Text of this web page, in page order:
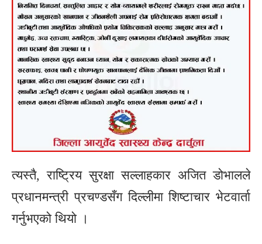
त्यस्तै, राष्ट्रिय सुरक्षा सल्लाहकार अजित डोभालले
प्रधानमन्त्री प्रचण्डसँग दिल्लीमा शिष्टाचार भेटवार्ता
गर्नुभएको थियो ।